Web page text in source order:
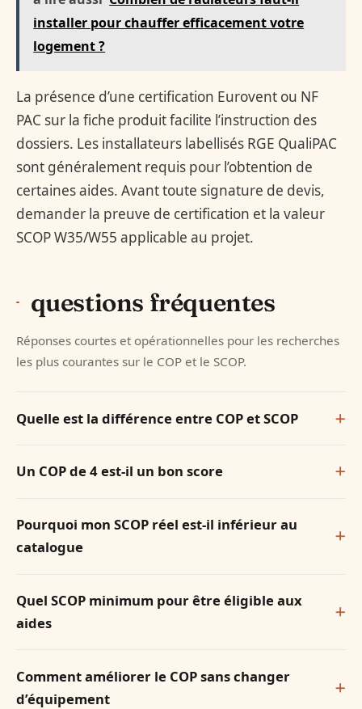
installer pour chauffer efficacement votre
logement ?
La présence d’une certification Eurovent ou NF
PAC sur la fiche produit facilite l’instruction des
dossiers. Les installateurs labellisés RGE QualiPAC
sont généralement requis pour l’obtention de
certaines aides. Avant toute signature de devis,
demander la preuve de certification et la valeur
SCOP W35/W55 applicable au projet.
questions fréquentes
Réponses courtes et opérationnelles pour les recherches
les plus courantes sur le COP et le SCOP.
Quelle est la différence entre COP et SCOP
Un COP de 4 est-il un bon score
Pourquoi mon SCOP réel est-il inférieur au
catalogue
Quel SCOP minimum pour être éligible aux
aides
Comment améliorer le COP sans changer
d’équipement